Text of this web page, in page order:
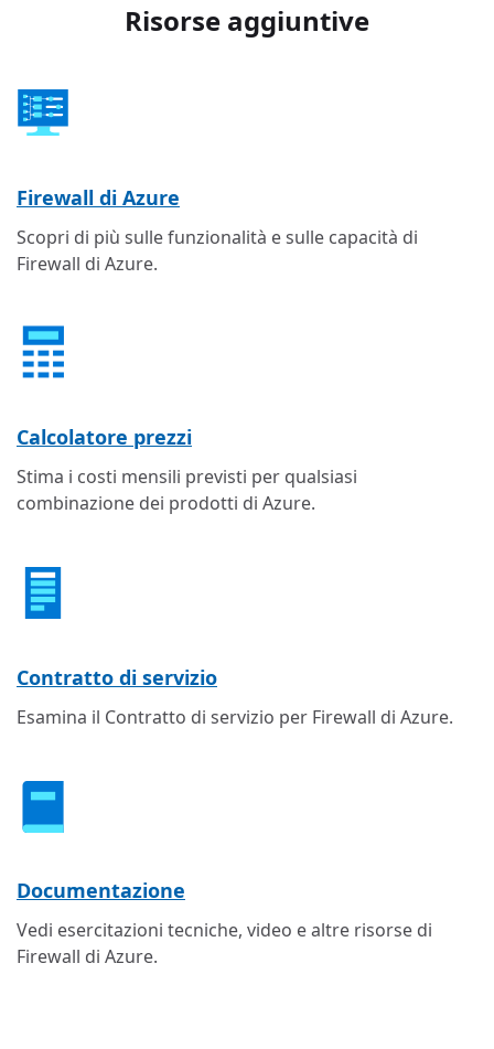
Risorse aggiuntive
Firewall di Azure
Scopri di più sulle funzionalità e sulle capacità di
Firewall di Azure.
Calcolatore prezzi
Stima i costi mensili previsti per qualsiasi
combinazione dei prodotti di Azure.
Contratto di servizio
Esamina il Contratto di servizio per Firewall di Azure.
Documentazione
Vedi esercitazioni tecniche, video e altre risorse di
Firewall di Azure.